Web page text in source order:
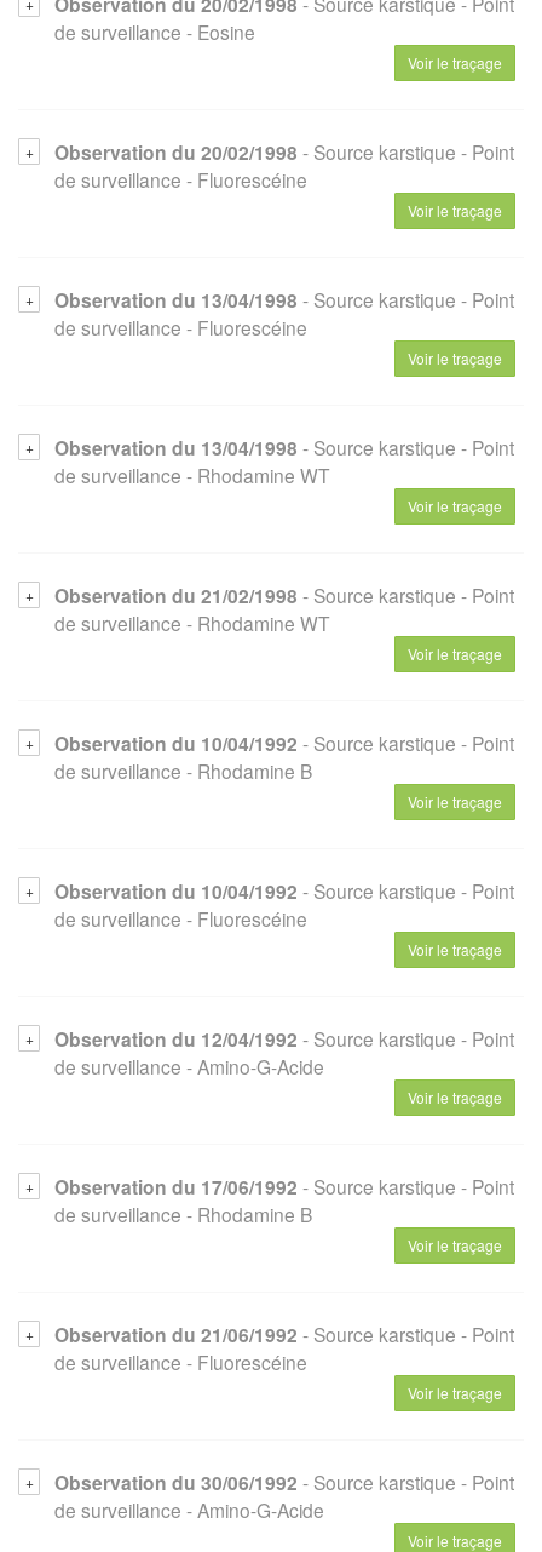
de surveillance - Eosine
Voir le traçage
Observation du 20/02/1998 - Source karstique - Point
de surveillance - Fluorescéine
Voir le traçage
Observation du 13/04/1998 - Source karstique - Point
de surveillance - Fluorescéine
Voir le traçage
Observation du 13/04/1998 - Source karstique - Point
de surveillance - Rhodamine WT
Voir le traçage
Observation du 21/02/1998 - Source karstique - Point
de surveillance - Rhodamine WT
Voir le traçage
Observation du 10/04/1992 - Source karstique - Point
de surveillance - Rhodamine B
Voir le traçage
Observation du 10/04/1992 - Source karstique - Point
de surveillance - Fluorescéine
Voir le traçage
Observation du 12/04/1992 - Source karstique - Point
de surveillance - Amino-G-Acide
Voir le traçage
Observation du 17/06/1992 - Source karstique - Point
de surveillance - Rhodamine B
Voir le traçage
Observation du 21/06/1992 - Source karstique - Point
de surveillance - Fluorescéine
Voir le traçage
Observation du 30/06/1992 - Source karstique - Point
de surveillance - Amino-G-Acide
Voir le traçage